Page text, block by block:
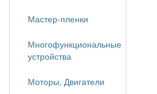
Мастер-пленки
Многофункциональные
устройства
Моторы, Двигатели